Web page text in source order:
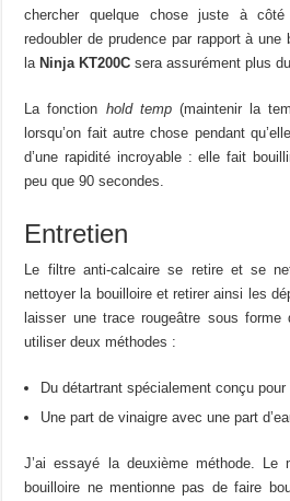
chercher quelque chose juste à
redoubler de prudence par rapport à
laNinja KT200C sera assurément plus
La fonction hold temp(maintenir la
lorsqu’on fait autre chose pendant
d’une rapidité incroyable : elle fait
peu que 90 secondes.
Entretien
Le filtre anti-calcaire se retire et se
nettoyer la bouilloire et retirer ainsi les
laisser une trace rougeâtre sous
utiliser deux méthodes :
Du détartrant spécialement conçu
Une part de vinaigre avec une part
J’ai essayé la deuxième méthode. Le
bouilloire ne mentionne pas de faire